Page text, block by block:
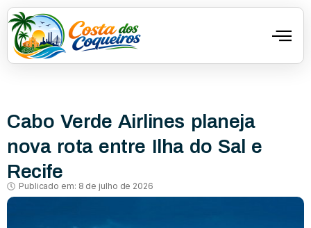
Cabo Verde Airlines planeja
nova rota entre Ilha do Sal e
Recife
Publicado em: 8 de julho de 2026